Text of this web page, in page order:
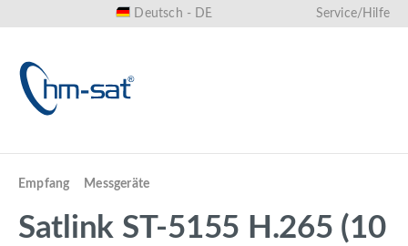
Deutsch - DE Service/Hilfe
Empfang Messgeräte
Satlink ST-5155 H.265 (10